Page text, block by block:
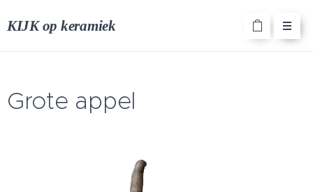
KIJK op keramiek
Grote appel